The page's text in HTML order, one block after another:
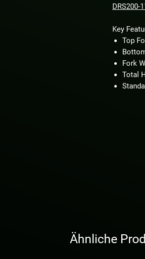
DRS200-
Key
Top
Fork
Total
Ähnliche